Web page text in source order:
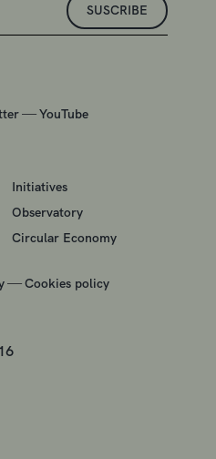
SUSCRIBE
—YouTube
Initiatives
Observatory
Circular Economy
—Cookies policy